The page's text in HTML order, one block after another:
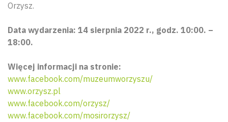
Orzysz.
Data wydarzenia: 14 sierpnia 2022 r., godz. 10:00. –
18:00.
Więcej informacji na stronie:
www.facebook.com/muzeumworzyszu/
www.orzysz.pl
www.facebook.com/orzysz/
www.facebook.com/mosirorzysz/